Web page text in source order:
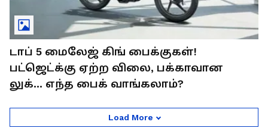
டாப் 5 மைலேஜ் கிங் பைக்குகள்!
பட்ஜெட்க்கு ஏற்ற விலை, பக்காவான
லுக்... எந்த பைக் வாங்கலாம்?
Load More